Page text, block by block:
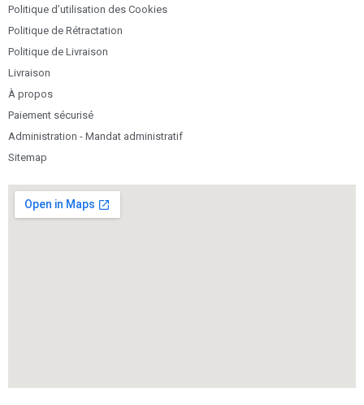
Politique d’utilisation des Cookies
Politique de Rétractation
Politique de Livraison
Livraison
À propos
Paiement sécurisé
Administration - Mandat administratif
Sitemap